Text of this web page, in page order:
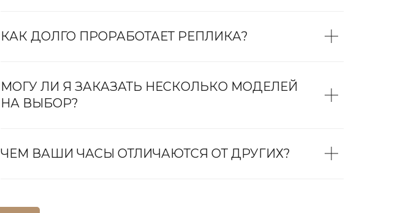
КАК ДОЛГО ПРОРАБОТАЕТ РЕПЛИКА?
МОГУ ЛИ Я ЗАКАЗАТЬ НЕСКОЛЬКО МОДЕЛЕЙ
НА ВЫБОР?
ЧЕМ ВАШИ ЧАСЫ ОТЛИЧАЮТСЯ ОТ ДРУГИХ?